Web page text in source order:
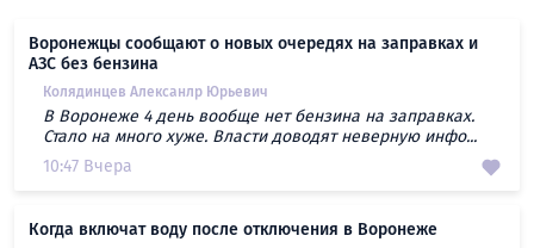
Воронежцы сообщают о новых очередях на заправках и
АЗС без бензина
Колядинцев Алексанлр Юрьевич
В Воронеже 4 день вообще нет бензина на заправках.
Стало на много хуже. Власти доводят неверную инфо...
10:47 Вчера
Когда включат воду после отключения в Воронеже